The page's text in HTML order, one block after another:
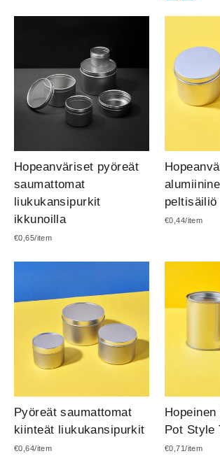
Hopeanväriset pyöreät
saumattomat
liukukansipurkit
ikkunoilla
€0,65/item
peltisäiliö
Myyntihinta
€0,44/item
Pyöreät saumattomat
kiinteät liukukansipurkit
€0,64/item
Pot Style
€0,71/item